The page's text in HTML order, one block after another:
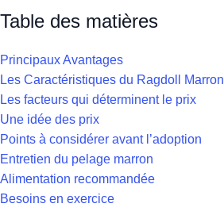
Table des matières
Principaux Avantages
Les Caractéristiques du Ragdoll Marron
Les facteurs qui déterminent le prix
Une idée des prix
Points à considérer avant l’adoption
Entretien du pelage marron
Alimentation recommandée
Besoins en exercice